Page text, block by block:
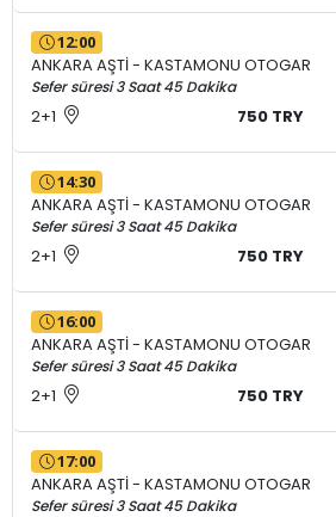
12:00
ANKARA AŞTİ - KASTAMONU OTOGAR
Sefer süresi 3 Saat 45 Dakika
2+1 750 TRY
14:30
ANKARA AŞTİ - KASTAMONU OTOGAR
Sefer süresi 3 Saat 45 Dakika
2+1 750 TRY
16:00
ANKARA AŞTİ - KASTAMONU OTOGAR
Sefer süresi 3 Saat 45 Dakika
2+1 750 TRY
17:00
ANKARA AŞTİ - KASTAMONU OTOGAR
Sefer süresi 3 Saat 45 Dakika